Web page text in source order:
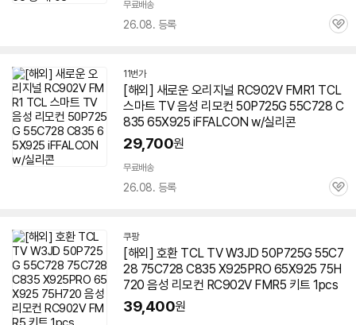
무료배송
26.08. 등록
관
11번가
[해외] 새로운 오리지널 RC902V FMR1 TCL
스마트 TV 음성 리모컨 50P725G 55C728 C
835 65X925 iFFALCON w/실리콘
29,700원
무료배송
26.08. 등록
관
쿠팡
[해외] 호환 TCL TV W3JD 50P725G 55C7
28 75C728 C835 X925PRO 65X925 75H
720 음성 리모컨 RC902V FMR5 키트 1pcs
39,400원